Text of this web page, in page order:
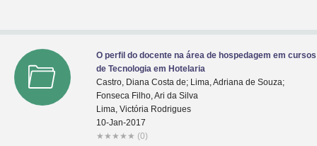
O perfil do docente na área de hospedagem em cursos
de Tecnologia em Hotelaria
Castro, Diana Costa de; Lima, Adriana de Souza;
Fonseca Filho, Ari da Silva
Lima, Victória Rodrigues
10-Jan-2017
★ ★ ★ ★ ★ (0)